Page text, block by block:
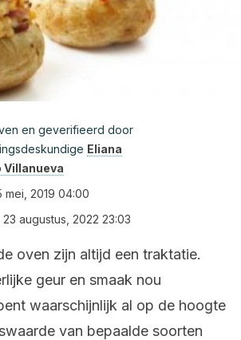
en geverifieerd door
Eliana
Villanueva
mei, 2019 04:00
23 augustus, 2022 23:03
oven zijn altijd een traktatie.
geur en smaak nou
waarschijnlijk al op de hoogte
van bepaalde soorten